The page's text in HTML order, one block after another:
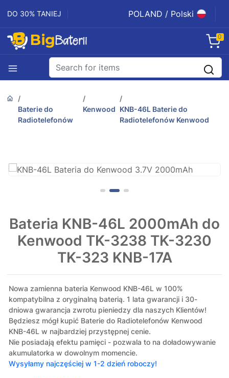
DO 30% TANIEJ POLAND / Polski
0
Baterie do
Radiotelefonów
Kenwood KNB-46L Baterie do
Radiotelefonów Kenwood
Bateria KNB-46L 2000mAh do
Kenwood TK-3238 TK-3230
TK-323 KNB-17A
Nowa zamienna bateria Kenwood KNB-46L w 100%
kompatybilna z oryginalną baterią. 1 lata gwarancji i 30-
dniowa gwarancja zwrotu pieniedzy dla naszych Klientów!
Będziesz mógł kupić Baterie do Radiotelefonów Kenwood
KNB-46L w najbardziej przystępnej cenie.
Nie posiadają efektu pamięci - pozwala to na doładowywanie
akumulatorka w dowolnym momencie.
Wysyłamy najczęściej w 1-2 dzień roboczy!